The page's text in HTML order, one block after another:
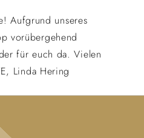
Aufgrund unseres
vorübergehend
für euch da. Vielen
Linda Hering